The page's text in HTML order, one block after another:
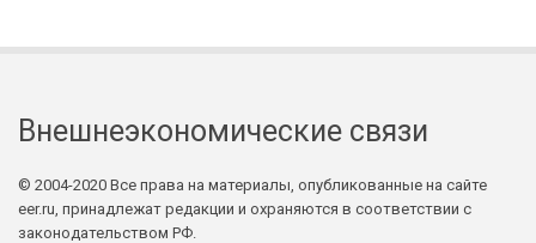
Внешнеэкономические связи
© 2004-2020 Все права на материалы, опубликованные на сайте
eer.ru, принадлежат редакции и охраняются в соответствии с
законодательством РФ.